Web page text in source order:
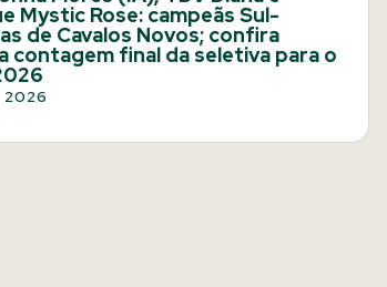
Mystic Rose: campeãs Sul-
de Cavalos Novos; confira
contagem final da seletiva para o
2026